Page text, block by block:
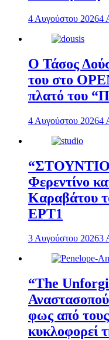
4 Αυγούστου 20264
Ο Τάσος
του στο
πλατό του
4 Αυγούστου 20264
“ΣΤΟΥΝΤΙΟ
Φερεντίνο
Καραβάτου
ΕΡΤ1
3 Αυγούστου 20263
“The
φως από
κυκλοφορεί